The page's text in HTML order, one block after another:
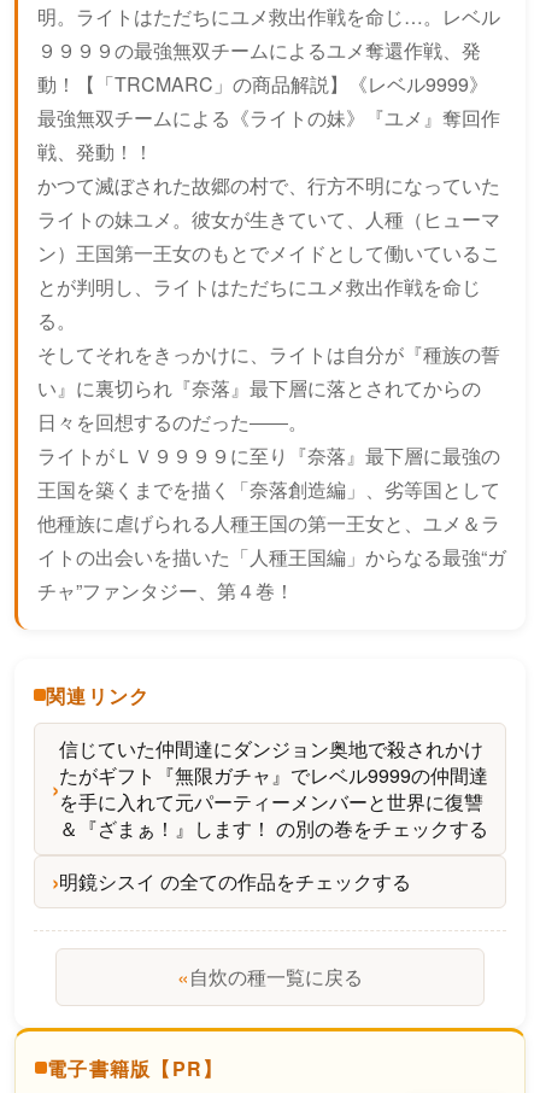
明。ライトはただちにユメ救出作戦を命じ…。レベル
９９９９の最強無双チームによるユメ奪還作戦、発
動！【「TRCMARC」の商品解説】《レベル9999》
最強無双チームによる《ライトの妹》『ユメ』奪回作
戦、発動！！
かつて滅ぼされた故郷の村で、行方不明になっていた
ライトの妹ユメ。彼女が生きていて、人種（ヒューマ
ン）王国第一王女のもとでメイドとして働いているこ
とが判明し、ライトはただちにユメ救出作戦を命じ
る。
そしてそれをきっかけに、ライトは自分が『種族の誓
い』に裏切られ『奈落』最下層に落とされてからの
日々を回想するのだった――。
ライトがＬＶ９９９９に至り『奈落』最下層に最強の
王国を築くまでを描く「奈落創造編」、劣等国として
他種族に虐げられる人種王国の第一王女と、ユメ＆ラ
イトの出会いを描いた「人種王国編」からなる最強“ガ
チャ”ファンタジー、第４巻！
関連リンク
信じていた仲間達にダンジョン奥地で殺されかけ
たがギフト『無限ガチャ』でレベル9999の仲間達
を手に入れて元パーティーメンバーと世界に復讐
＆『ざまぁ！』します！ の別の巻をチェックする
明鏡シスイ の全ての作品をチェックする
«自炊の種一覧に戻る
電子書籍版【PR】